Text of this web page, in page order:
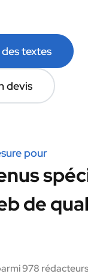
textes
devis
pour
de
978